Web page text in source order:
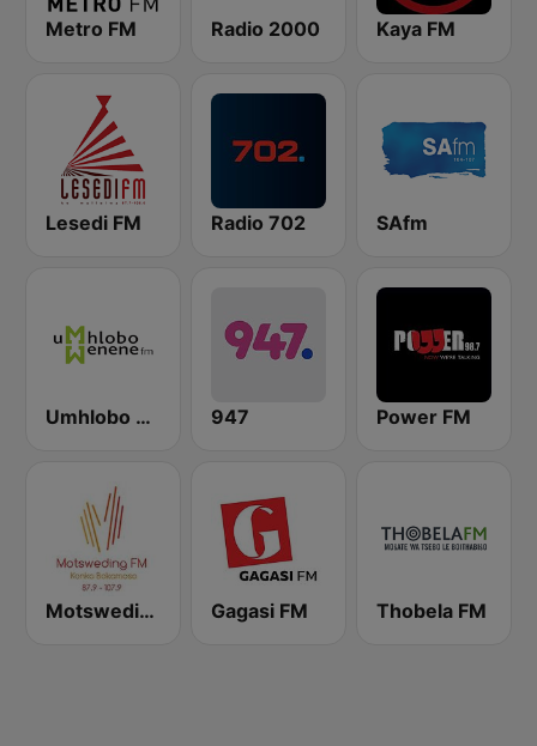
Metro FM Radio 2000 Kaya FM
Lesedi FM Radio 702 SAfm
Umhlobo Wenene FM 947 Power FM
Motsweding FM Gagasi FM Thobela FM